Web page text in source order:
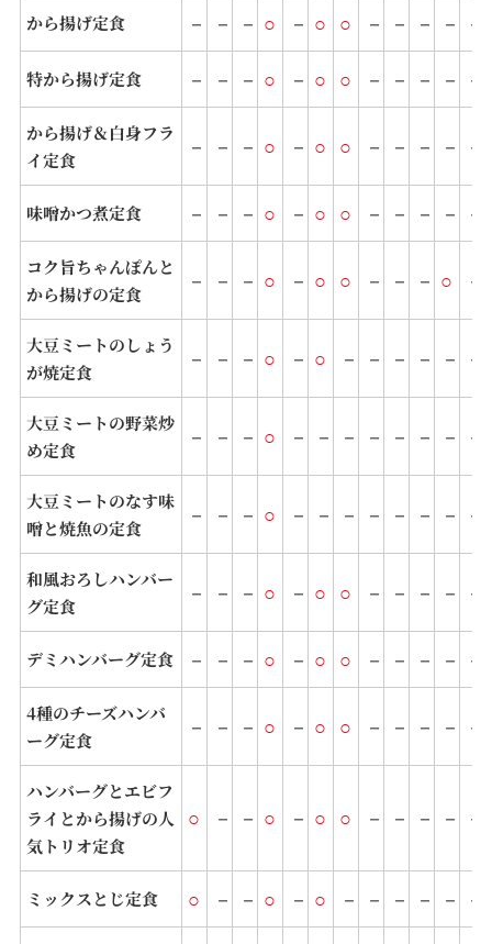
から揚げ定食 － － － ○ － ○ ○ － － － － －
特から揚げ定食 － － － ○ － ○ ○ － － － － －
から揚げ＆白身フラ
イ定食
－ － － ○ － ○ ○ － － － － －
味噌かつ煮定食 － － － ○ － ○ ○ － － － － －
コク旨ちゃんぽんと
から揚げの定食
－ － － ○ － ○ ○ － － － ○ －
大豆ミートのしょう
が焼定食
－ － － ○ － ○ － － － － － －
大豆ミートの野菜炒
め定食
－ － － ○ － － － － － － － －
大豆ミートのなす味
噌と焼魚の定食
－ － － ○ － － － － － － － －
和風おろしハンバー
グ定食
－ － － ○ － ○ ○ － － － － －
デミハンバーグ定食 － － － ○ － ○ ○ － － － － －
4種のチーズハンバ
ーグ定食
－ － － ○ － ○ ○ － － － － －
ハンバーグとエビフ
ライとから揚げの人
気トリオ定食
○ － － ○ － ○ ○ － － － － －
ミックスとじ定食 ○ － － ○ － ○ － － － － － －